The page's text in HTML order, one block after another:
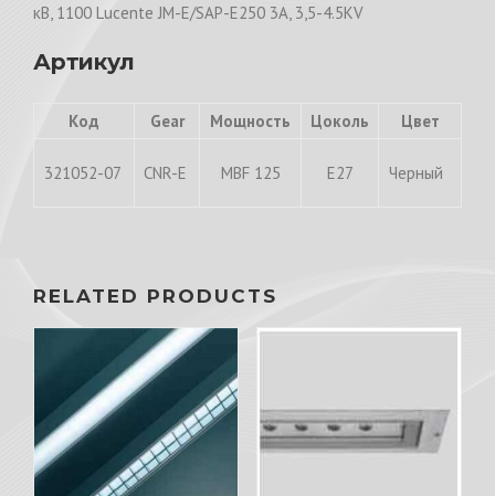
кВ, 1100 Lucente JM-E/SAP-E250 3А, 3,5-4.5KV
Артикул
Код Gear Мощность Цоколь Цвет
321052-07 CNR-E MBF 125 E27 Черный
RELATED PRODUCTS